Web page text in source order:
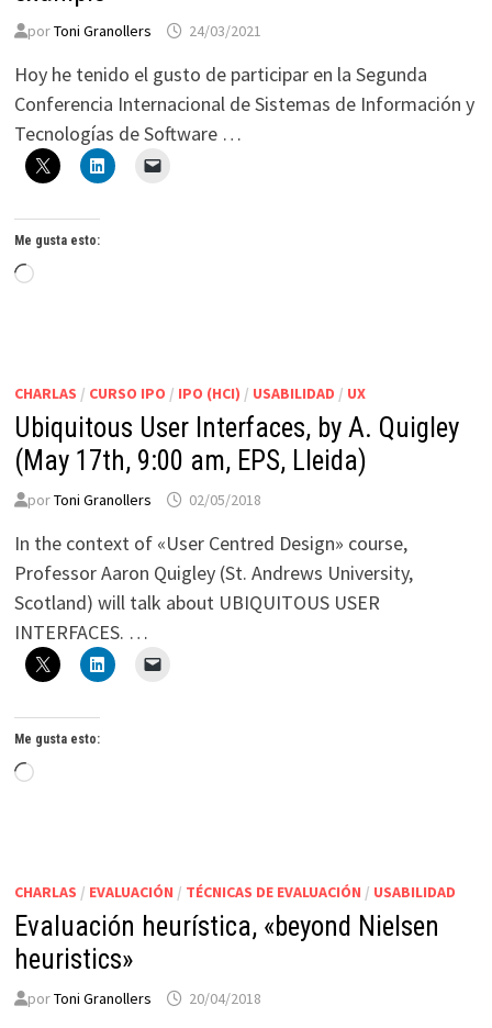
porToni Granollers 24/03/2021
Hoy he tenido el gusto de participar en la Segunda
Conferencia Internacional de Sistemas de Información y
Tecnologías de Software …
Me gusta esto:
Cargando...
CHARLAS / CURSO IPO / IPO (HCI) / USABILIDAD / UX
Ubiquitous User Interfaces, by A. Quigley
(May 17th, 9:00 am, EPS, Lleida)
porToni Granollers 02/05/2018
In the context of «User Centred Design» course,
Professor Aaron Quigley (St. Andrews University,
Scotland) will talk about UBIQUITOUS USER
INTERFACES. …
Me gusta esto:
Cargando...
CHARLAS / EVALUACIÓN / TÉCNICAS DE EVALUACIÓN / USABILIDAD
Evaluación heurística, «beyond Nielsen
heuristics»
porToni Granollers 20/04/2018